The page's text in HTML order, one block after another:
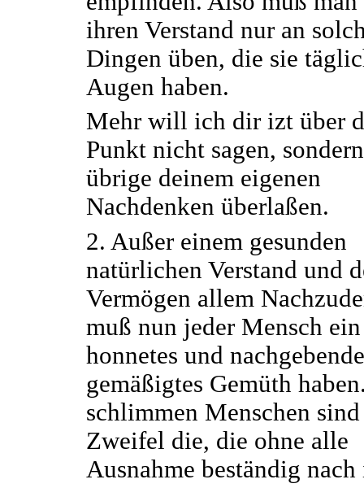
ihren Verstand nur an
Dingen üben, die sie
Augen haben.
Mehr will ich dir izt über
Punkt nicht sagen,
übrige deinem eigenen
Nachdenken überlaßen.
2. Außer einem gesunden
natürlichen Verstand und
Vermögen allem
muß nun jeder Mensch
honnetes und
gemäßigtes Gemüth
schlimmen Menschen
Zweifel die, die ohne alle
Ausnahme beständig